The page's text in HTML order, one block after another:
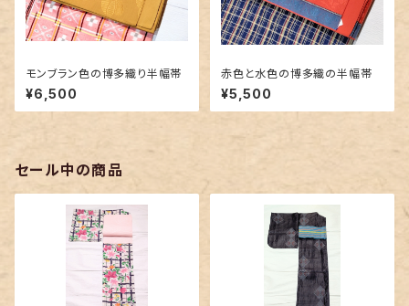
モンブラン色の博多織り半幅帯
¥6,500
赤色と水色の博多織の半幅帯
¥5,500
セール中の商品